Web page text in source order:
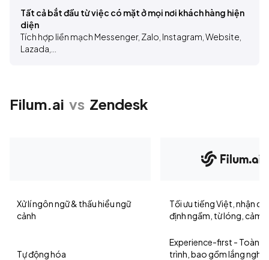
Tất cả bắt đầu từ việc có mặt ở mọi nơi khách hàng hiện
diện
Tích hợp liền mạch Messenger, Zalo, Instagram, Website,
Lazada,...
Filum.ai vs Zendesk
Xử lí ngôn ngữ & thấu hiểu ngữ
cảnh
Tối ưu tiếng Việt, nhận
định ngầm, từ lóng, cảm
Tự động hóa
Experience-first - Toàn
trình, bao gồm lắng nghe